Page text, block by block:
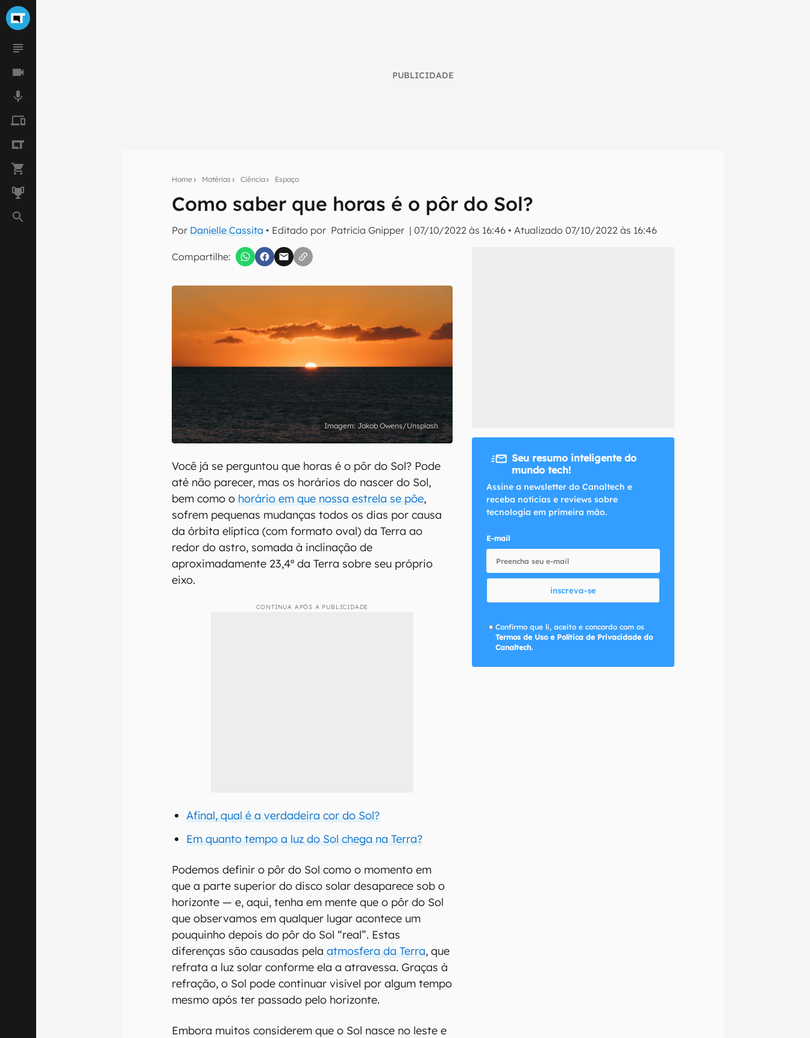
PUBLICIDADE
Home Matérias Ciência Espaço
Como saber que horas é o pôr do Sol?
Por Danielle Cassita • Editado por Patricia Gnipper |07/10/2022 às 16:46 •Atualizado07/10/2022 às 16:46
Compartilhe:
Seu resumo inteligente do mundo tech!
Assine a newsletter do Canaltech e receba notícias e reviews sobre tecnologia em primeira
inscreva-se
Confirmo que li, aceito e concordo com os Termos de Uso e Política de Privacidade do Canaltech.
Jakob Owens/Unsplash
Você já se perguntou que horas é o pôr do Sol? Pode
até não parecer, mas os horários do nascer do Sol,
bem como o horário em que nossa estrela se põe,
sofrem pequenas mudanças todos os dias por causa
da órbita elíptica (com formato oval) da Terra ao
redor do astro, somada à inclinação de
aproximadamente 23,4º da Terra sobre seu próprio
eixo.
CONTINUA APÓS A PUBLICIDADE
Afinal, qual é a verdadeira cor do Sol?
Em quanto tempo a luz do Sol chega na Terra?
Podemos definir o pôr do Sol como o momento em
que a parte superior do disco solar desaparece sob o
horizonte — e, aqui, tenha em mente que o pôr do Sol
que observamos em qualquer lugar acontece um
pouquinho depois do pôr do Sol “real”. Estas
diferenças são causadas pelaatmosfera da Terra, que
refrata a luz solar conforme ela a atravessa. Graças à
refração, o Sol pode continuar visível por algum tempo
mesmo após ter passado pelo horizonte.
Embora muitos considerem que o Sol nasce no leste e
Seu resumo inteligente do
mundo tech!
Assine a newsletter do Canaltech e
receba notícias e reviews sobre
tecnologia em primeira mão.
E-mail
inscreva-se
Confirmo que li, aceito e concordo com os
Termos de Uso e Política de Privacidade do
Canaltech.